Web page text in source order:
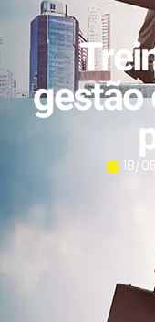
gestão
18/